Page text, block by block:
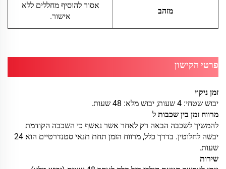
מזהב
אסור להוסיף מחללים ללא
אישור.
פרטי הקישון
זמן ניקוי
יבוש שטחי: 4 שעות; יבוש מלא: 48 שעות.
מרווח זמן בין שכבות ל
להמשיך לשכבה הבאה רק לאחר אשר נאשף כי השכבה הקודמת
יבשה לחלוטין. בדרך כלל, מרווח הזמן תחת תנאי סטנדרטיים הוא 24
שעות.
שירות